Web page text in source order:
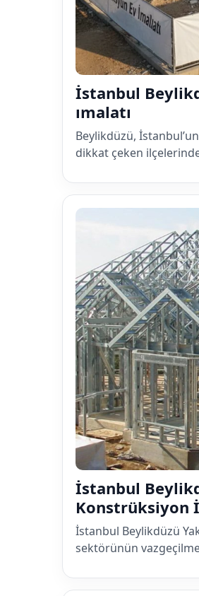
İstanbul
ımalatı
Beylikdüzü,
dikkat çeken
İstanbul
Konstrüksiyon
İstanbul Beylikdüzü
sektörünün